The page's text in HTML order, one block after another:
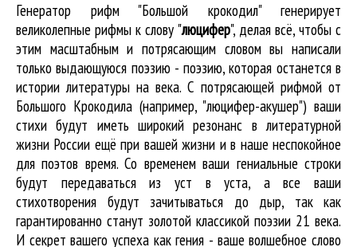
Генератор рифм "Большой крокодил" генерирует
великолепныерифмы к слову "люцифер", делая всё, чтобы с
этим масштабным и потрясающим словом вы написали
только выдающуюся поэзию - поэзию, которая останется в
истории литературы на века. С потрясающей рифмой от
Большого Крокодила (например, "люцифер-акушер") ваши
стихи будут иметь широкий резонанс в литературной
жизни России ещё при вашей жизни и в наше неспокойное
для поэтов время. Со временем ваши гениальные строки
будут передаваться из уст в уста, а все ваши
стихотворения будут зачитываться до дыр, так как
гарантированно станут золотой классикой поэзии 21 века.
И секрет вашего успеха как гения - ваше волшебное слово